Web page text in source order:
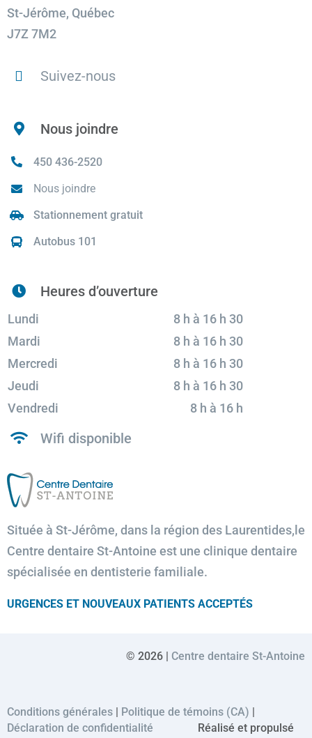
St-Jérôme, Québec
J7Z 7M2
Suivez-nous
Nous joindre
450 436-2520
Nous joindre
Stationnement gratuit
Autobus 101
Heures d’ouverture
Lundi
8 h à 16 h 30
Mardi
8 h à 16 h 30
Mercredi
8 h à 16 h 30
Jeudi
8 h à 16 h 30
Vendredi
8 h à 16 h
Wifi disponible
Située à St-Jérôme, dans la région des Laurentides,le
Centre dentaire St-Antoine est une clinique dentaire
spécialisée en dentisterie familiale.
URGENCES ET NOUVEAUX PATIENTS ACCEPTÉS
© 2026 | Centre dentaire St-Antoine
Conditions générales | Politique de témoins (CA) |
Déclaration de confidentialité
Réalisé et propulsé